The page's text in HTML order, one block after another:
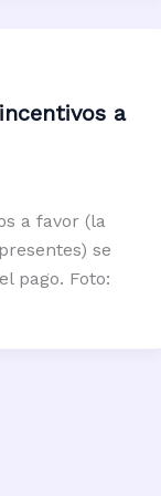
a
a favor (la
se
pago. Foto: